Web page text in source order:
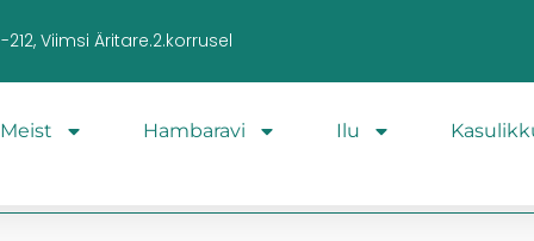
Viimsi Äritare.2.korrusel
Meist Hambaravi Ilu